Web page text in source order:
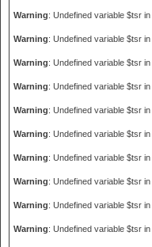
Warning: Undefined variable $tsr in
Warning: Undefined variable $tsr in
Warning: Undefined variable $tsr in
Warning: Undefined variable $tsr in
Warning: Undefined variable $tsr in
Warning: Undefined variable $tsr in
Warning: Undefined variable $tsr in
Warning: Undefined variable $tsr in
Warning: Undefined variable $tsr in
Warning: Undefined variable $tsr in